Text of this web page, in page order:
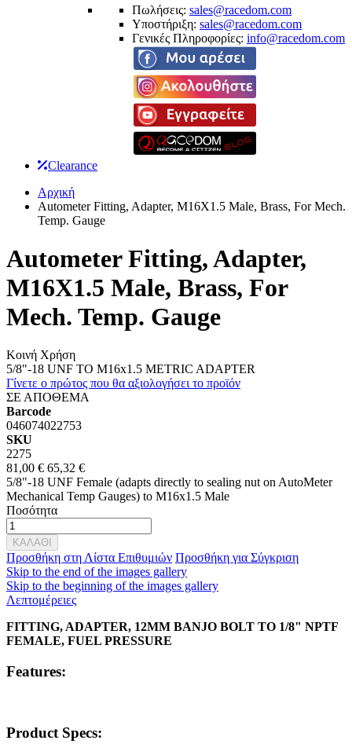
Πωλήσεις: sales@racedom.com
Υποστήριξη: sales@racedom.com
Γενικές Πληροφορίες: info@racedom.com
Clearance
Αρχική
Autometer Fitting, Adapter, M16X1.5 Male, Brass, For Mech.
Temp. Gauge
Autometer Fitting, Adapter,
M16X1.5 Male, Brass, For
Mech. Temp. Gauge
Κοινή Χρήση
5/8"-18 UNF TO M16x1.5 METRIC ADAPTER
Γίνετε ο πρώτος που θα αξιολογήσει το προϊόν
ΣΕ ΑΠΟΘΕΜΑ
Barcode
046074022753
SKU
2275
81,00 € 65,32 €
5/8"-18 UNF Female (adapts directly to sealing nut on AutoMeter
Mechanical Temp Gauges) to M16x1.5 Male
Ποσότητα
ΚΑΛΑΘΙ
Προσθήκη στη Λίστα Επιθυμιών Προσθήκη για Σύγκριση
Skip to the end of the images gallery
Skip to the beginning of the images gallery
Λεπτομέρειες
FITTING, ADAPTER, 12MM BANJO BOLT TO 1/8" NPTF
FEMALE, FUEL PRESSURE
Features:
Product Specs: